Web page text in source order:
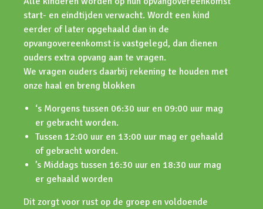
start- en eindtijden verwacht. Wordt een kind
eerder of later opgehaald dan in de
opvangovereenkomst is vastgelegd, dan dienen
ouders extra opvang aan te vragen.
We vragen ouders daarbij rekening te houden met
onze haal en breng blokken
‘s Morgens tussen 06:30 uur en 09:00 uur mag
er gebracht worden.
Tussen 12:00 uur en 13:00 uur mag er gehaald
of gebracht worden.
’s Middags tussen 16:30 uur en 18:30 uur mag
er gehaald worden
Dit zorgt voor rust op de groep en voldoende